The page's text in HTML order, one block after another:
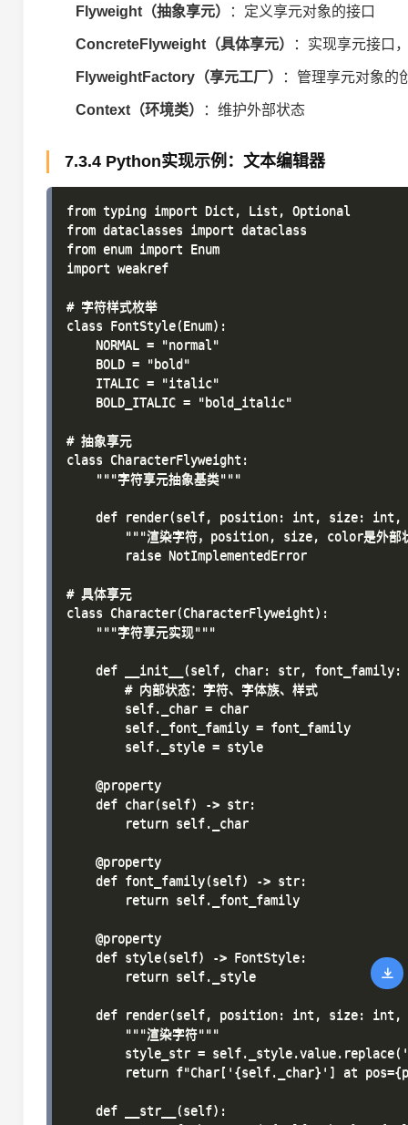
Flyweight（抽象享元） ：定义享元对象的接口
ConcreteFlyweight（具体享元） ：实现享元接口
FlyweightFactory（享元工厂） ：管理享元对象的
Context（环境类） ：维护外部状态
7.3.4 Python实现示例：文本编辑器
from typing import Dict, List, Optional
from dataclasses import dataclass
from enum import Enum
import weakref
# 字符样式枚举
class FontStyle(Enum):
    NORMAL = "normal"
    BOLD = "bold"
    ITALIC = "italic"
    BOLD_ITALIC = "bold_italic"
# 抽象享元
class CharacterFlyweight:
    """字符享元抽象基类"""
def render(self, position: int, size: int,
"""渲染字符，position, size, color是外部
        raise NotImplementedError
# 具体享元
class Character(CharacterFlyweight):
    """字符享元实现"""
def __init__(self, char: str, font_family:
        # 内部状态：字符、字体族、样式
        self._char = char
        self._font_family = font_family
        self._style = style
    @property
    def char(self) -> str:
        return self._char
    @property
    def font_family(self) -> str:
        return self._font_family
    @property
    def style(self) -> FontStyle:
        return self._style
def render(self, position: int, size: int,
        """渲染字符"""
style_str =
return f"Char['{self._char}'] at
    def __str__(self):